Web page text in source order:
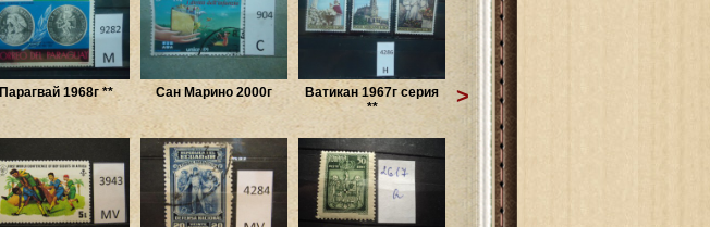
Парагвай 1968г ** Сан Марино 2000г
Ватикан 1967г серия
**
>